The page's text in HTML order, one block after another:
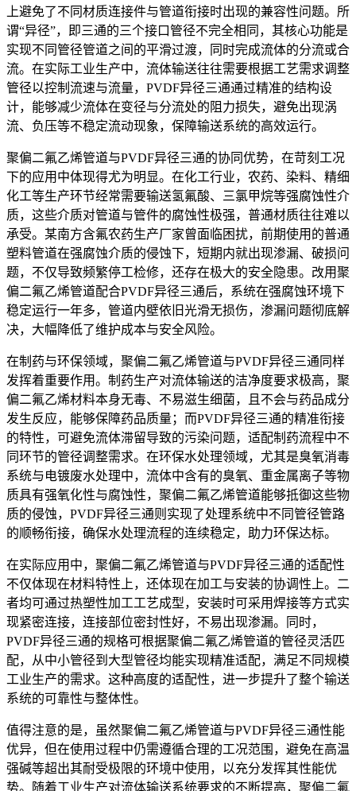
上避免了不同材质连接件与管道衔接时出现的兼容性问题。所
谓“异径”，即三通的三个接口管径不完全相同，其核心功能是
实现不同管径管道之间的平滑过渡，同时完成流体的分流或合
流。在实际工业生产中，流体输送往往需要根据工艺需求调整
管径以控制流速与流量，PVDF异径三通通过精准的结构设
计，能够减少流体在变径与分流处的阻力损失，避免出现涡
流、负压等不稳定流动现象，保障输送系统的高效运行。
聚偏二氟乙烯管道与PVDF异径三通的协同优势，在苛刻工况
下的应用中体现得尤为明显。在化工行业，农药、染料、精细
化工等生产环节经常需要输送氢氟酸、三氯甲烷等强腐蚀性介
质，这些介质对管道与管件的腐蚀性极强，普通材质往往难以
承受。某南方含氟农药生产厂家曾面临困扰，前期使用的普通
塑料管道在强腐蚀介质的侵蚀下，短期内就出现渗漏、破损问
题，不仅导致频繁停工检修，还存在极大的安全隐患。改用聚
偏二氟乙烯管道配合PVDF异径三通后，系统在强腐蚀环境下
稳定运行一年多，管道内壁依旧光滑无损伤，渗漏问题彻底解
决，大幅降低了维护成本与安全风险。
在制药与环保领域，聚偏二氟乙烯管道与PVDF异径三通同样
发挥着重要作用。制药生产对流体输送的洁净度要求极高，聚
偏二氟乙烯材料本身无毒、不易滋生细菌，且不会与药品成分
发生反应，能够保障药品质量；而PVDF异径三通的精准衔接
的特性，可避免流体滞留导致的污染问题，适配制药流程中不
同环节的管径调整需求。在环保水处理领域，尤其是臭氧消毒
系统与电镀废水处理中，流体中含有的臭氧、重金属离子等物
质具有强氧化性与腐蚀性，聚偏二氟乙烯管道能够抵御这些物
质的侵蚀，PVDF异径三通则实现了处理系统中不同管径管路
的顺畅衔接，确保水处理流程的连续稳定，助力环保达标。
在实际应用中，聚偏二氟乙烯管道与PVDF异径三通的适配性
不仅体现在材料特性上，还体现在加工与安装的协调性上。二
者均可通过热塑性加工工艺成型，安装时可采用焊接等方式实
现紧密连接，连接部位密封性好，不易出现渗漏。同时，
PVDF异径三通的规格可根据聚偏二氟乙烯管道的管径灵活匹
配，从中小管径到大型管径均能实现精准适配，满足不同规模
工业生产的需求。这种高度的适配性，进一步提升了整个输送
系统的可靠性与整体性。
值得注意的是，虽然聚偏二氟乙烯管道与PVDF异径三通性能
优异，但在使用过程中仍需遵循合理的工况范围，避免在高温
强碱等超出其耐受极限的环境中使用，以充分发挥其性能优
势。随着工业生产对流体输送系统要求的不断提高，聚偏二氟